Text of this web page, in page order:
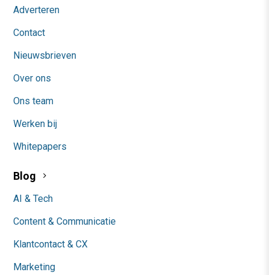
Adverteren
Contact
Nieuwsbrieven
Over ons
Ons team
Werken bij
Whitepapers
Blog
AI & Tech
Content & Communicatie
Klantcontact & CX
Marketing